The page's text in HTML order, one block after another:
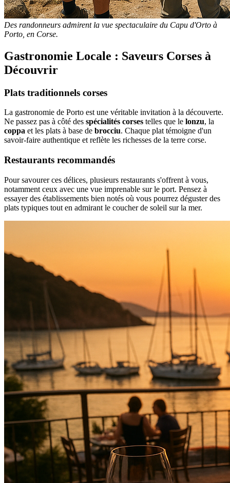
Des randonneurs admirent la vue spectaculaire du Capu d'Orto à
Porto, en Corse.
Gastronomie Locale : Saveurs Corses à
Découvrir
Plats traditionnels corses
La gastronomie de Porto est une véritable invitation à la découverte.
Ne passez pas à côté des spécialités corses telles que le lonzu, la
coppa et les plats à base de brocciu. Chaque plat témoigne d'un
savoir-faire authentique et reflète les richesses de la terre corse.
Restaurants recommandés
Pour savourer ces délices, plusieurs restaurants s'offrent à vous,
notamment ceux avec une vue imprenable sur le port. Pensez à
essayer des établissements bien notés où vous pourrez déguster des
plats typiques tout en admirant le coucher de soleil sur la mer.